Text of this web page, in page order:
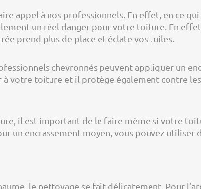
appel à nos professionnels. En effet, en ce
un réel danger pour votre toiture. En
prend plus de place et éclate vos tuiles.
chevronnés peuvent appliquer un
à votre toiture et il protège également contre
il est important de le faire même si votre
un encrassement moyen, vous pouvez utiliser
le nettoyage se fait délicatement. Pour